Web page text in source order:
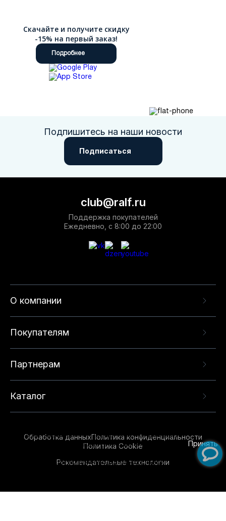
Скачайте и получите скидку
-15% на первый заказ!
Подробнее
Подпишитесь на наши новости
Подписаться
О компании
Покупателям
Партнерам
Каталог
club@ralf.ru
Поддержка покупателей
Ежедневно, с 8:00 до 22:00
Обработка данныхПолитика конфиденциальности
Политика Cookie
Рекомендательные технологии
опыта на нашем сайте. Продолжая использовать
данный сайт, вы соглашаетесь с использованием
технологий. Для получения дополнительной
Принять